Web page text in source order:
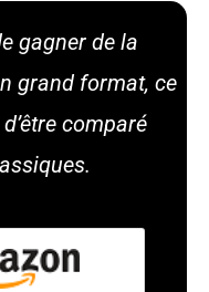
gagner de la
grand format, ce
comparé